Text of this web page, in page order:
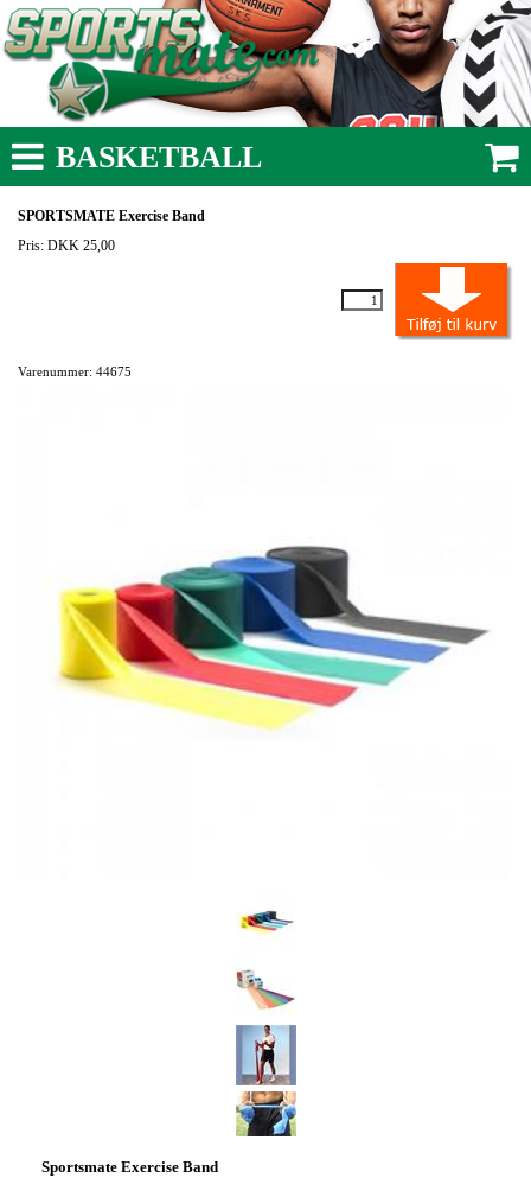
BASKETBALL
SPORTSMATE Exercise Band
Pris: DKK 25,00
Varenummer: 44675
Sportsmate Exercise Band